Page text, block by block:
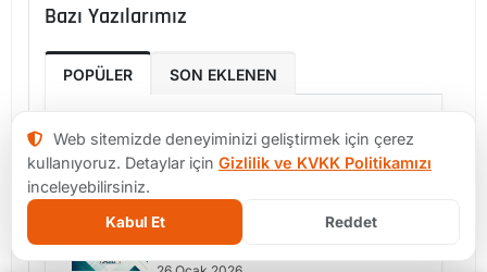
Bazı Yazılarımız
POPÜLER SON EKLENEN
2026 AI HARİTASI: Agent'lardan
IDE'lere Hangi Aracı Nerede
Kullanmalısınız?
MVP’de Asıl Risk: Yanlış Şeyi Erken
Kilitlemek
Web sitemizde deneyiminizi geliştirmek için çerez
kullanıyoruz. Detaylar için Gizlilik ve KVKK Politikamızı
inceleyebilirsiniz.
Kabul Et Reddet